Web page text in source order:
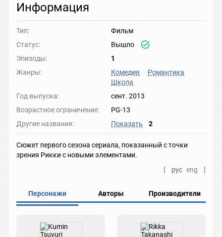
Информация
Тип:
Фильм
Статус:
Вышло
Эпизоды:
1
Жанры:
Комедия
Романтика
Школа
Год выпуска:
сент. 2013
Возрастное ограничение:
PG-13
Другие названия:
Показать 2
Сюжет первого сезона сериала, показанный с точки
зрения Рикки с новыми элементами.
[
рус eng ]
Персонажи Авторы Производители